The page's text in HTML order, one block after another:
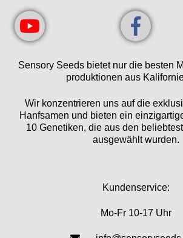
Sensory Seeds bietet nur die besten
produktionen aus
Wir konzentrieren uns auf die
Hanfsamen und bieten ein
10 Genetiken, die aus den
ausgewählt wurden.
Kundenservice:
Mo-Fr 10-17 Uhr